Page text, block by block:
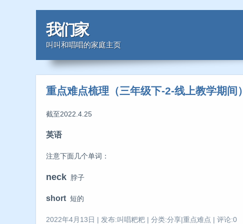
我们家
叫叫和唱唱的家庭主页
重点难点梳理（三年级下-2-线上教学期间）
截至2022.4.25
英语
注意下面几个单词：
neck 脖子
short 短的
2022年4月13日 | 发布:叫唱粑粑 | 分类:分享|重点难点 | 评论:0